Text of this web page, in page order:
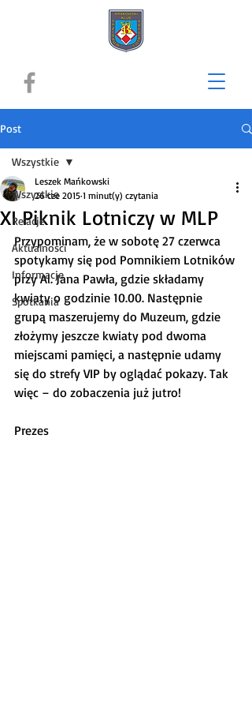
Post
Wszystkie
Relacje
Aktualności
Informacje
Spotkania
Wszystkie
XI Piknik Lotniczy w MLP
Leszek Mańkowski
26 cze 2015 1 minut(y) czytania
Przypominam, że w sobotę 27 czerwca
spotykamy się pod Pomnikiem Lotników
przy Al. Jana Pawła, gdzie składamy
kwiaty o godzinie 10.00. Następnie
grupą maszerujemy do Muzeum, gdzie
złożymy jeszcze kwiaty pod dwoma
miejscami pamięci, a następnie udamy
się do strefy VIP by oglądać pokazy. Tak
więc – do zobaczenia już jutro!
Prezes